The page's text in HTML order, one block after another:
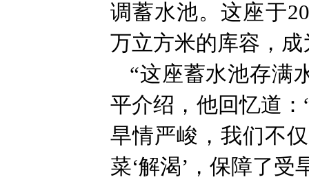
调蓄水池。这座于
万立方米的库容，
“这座蓄水池存满
平介绍，他回忆道
旱情严峻，我们不
菜‘解渴’，保障了受